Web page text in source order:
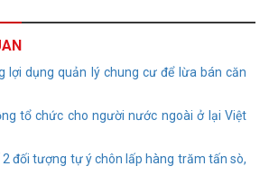
lợi dụng quản lý chung cư để lừa bán căn
tổ chức cho người nước ngoài ở lại Việt
2 đối tượng tự ý chôn lấp hàng trăm tấn sò,